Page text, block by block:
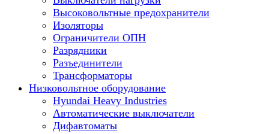
Высоковольтные предохранители
Изоляторы
Ограничители ОПН
Разрядники
Разъединители
Трансформаторы
Низковольтное оборудование
Hyundai Heavy Industries
Автоматические выключатели
Дифавтоматы